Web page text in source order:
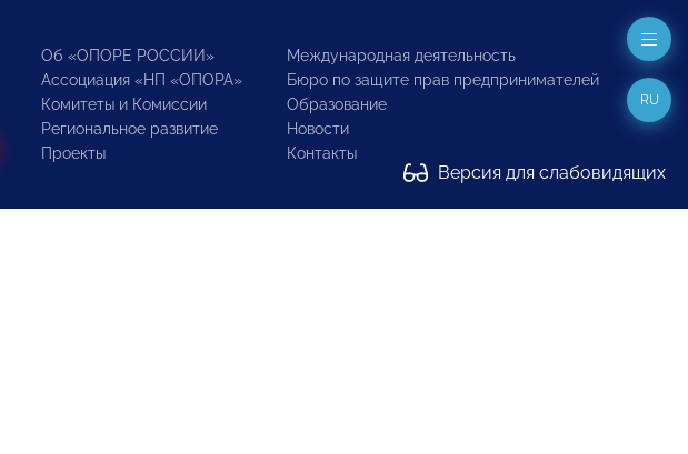
Об «ОПОРЕ РОССИИ»
Ассоциация «НП «ОПОРА»
Комитеты и Комиссии
Региональное развитие
Проекты
Международная деятельность
Бюро по защите прав предпринимателей
Образование
Новости
Контакты
Версия для слабовидящих
RU